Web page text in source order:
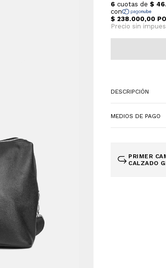
DESCRIPCIÓN
MEDIOS DE PAGO
PRIMER
CALZADO